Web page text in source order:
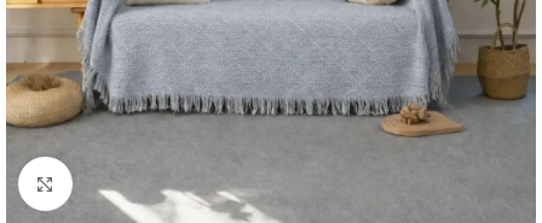
Κλικ για μεγέθυνση